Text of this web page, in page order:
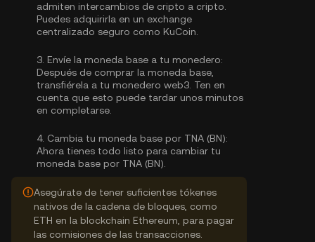
admiten intercambios de cripto a cripto.
Puedes adquirirla en un exchange
centralizado seguro como KuCoin.
3. Envíe la moneda base a tu monedero:
Después de comprar la moneda base,
transfiérela a tu monedero web3. Ten en
cuenta que esto puede tardar unos minutos
en completarse.
4. Cambia tu moneda base por TNA (BN):
Ahora tienes todo listo para cambiar tu
moneda base por TNA (BN).
Asegúrate de tener suficientes tókenes
nativos de la cadena de bloques, como
ETH en la blockchain Ethereum, para pagar
las comisiones de las transacciones.